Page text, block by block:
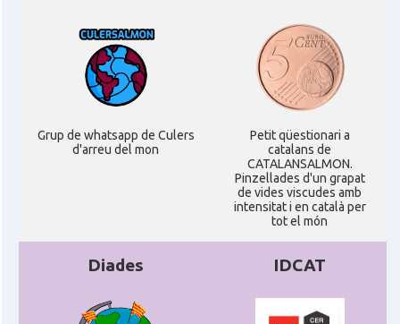
Grup de whatsapp de Culers
d'arreu del mon
Petit qüestionari a
catalans de
CATALANSALMON.
Pinzellades d'un grapat
de vides viscudes amb
intensitat i en català per
tot el món
Diades IDCAT